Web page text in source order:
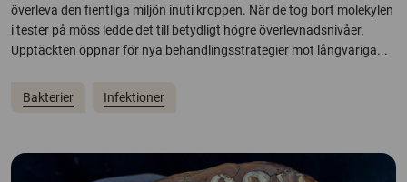
överleva den fientliga miljön inuti kroppen. När de tog bort molekylen
i tester på möss ledde det till betydligt högre överlevnadsnivåer.
Upptäckten öppnar för nya behandlingsstrategier mot långvariga...
Bakterier Infektioner